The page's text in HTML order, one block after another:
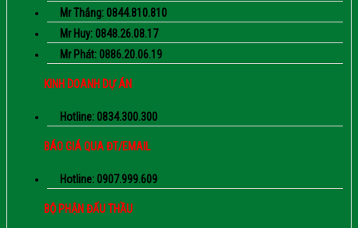
Mr Thắng: 0844.810.810
Mr Huy: 0848.26.08.17
Mr Phát: 0886.20.06.19
KINH DOANH DỰ ÁN
Hotline: 0834.300.300
BÁO GIÁ QUA ĐT/EMAIL
Hotline: 0907.999.609
BỘ PHẬN ĐẤU THẦU